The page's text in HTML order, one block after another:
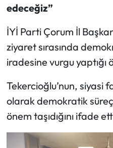
edeceğiz”
İYİ Parti Çorum İl
ziyaret sırasında
iradesine vurgu yaptığı
Tekercioğlu’nun, siyasi
olarak demokratik
önem taşıdığını ifade
Magazin
Mecitözü Haberleri
Oğuzlar Haberleri
Ortaköy Haberleri
Osmancık Haberleri
Otomotiv